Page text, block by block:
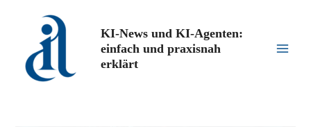
springen
KI-News und KI-Agenten:
einfach und praxisnah
erklärt